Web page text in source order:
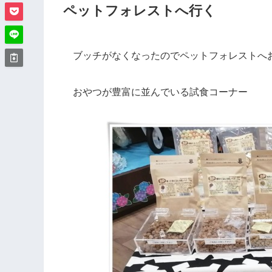
ペットフォレストへ行く
ブッチがなくなったのでペットフォレストへ
おやつが豊富に並んでいる試食コーナー